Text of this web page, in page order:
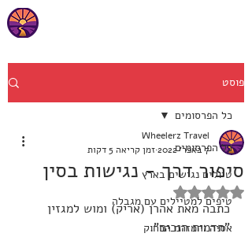
פוסט
כל הפרסומים
טיולים נגישים בארץ
טיפים למטיילים עם מגבלה
אסיה והמזרח הרחוק
כל הפרסומים
סיפור דרך - נגישות בסין
Wheelerz Travel
7 באפר׳ 2022
זמן קריאה 5 דקות
דירוג של NaN מתוך 5 כוכבים
כתבה מאת אהרן (אריק) ומוש למגזין
"תדמית הנכים".